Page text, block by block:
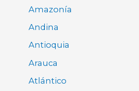
Amazonía
Andina
Antioquia
Arauca
Atlántico